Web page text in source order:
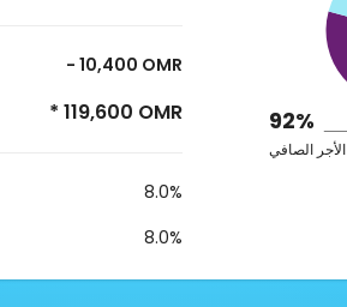
- 10,400 OMR
* 119,600 OMR
8.0%
8.0%
92%
الأجر الصافي